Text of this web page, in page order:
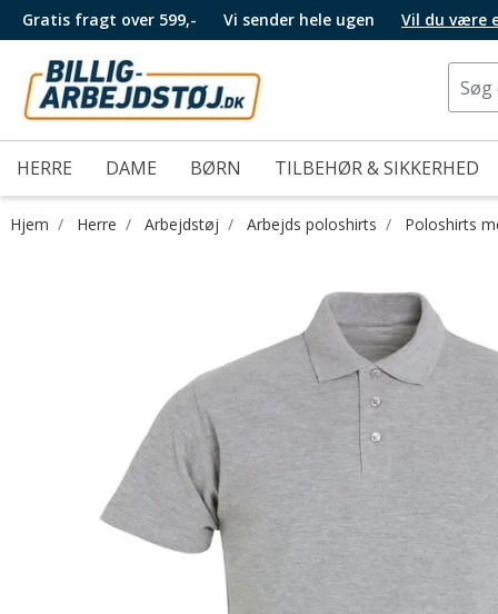
Gratis fragt over 599,- Vi sender hele ugen Vil du være
HERRE DAME BØRN TILBEHØR & SIKKERHED
Hjem Herre Arbejdstøj Arbejds poloshirts Poloshirts